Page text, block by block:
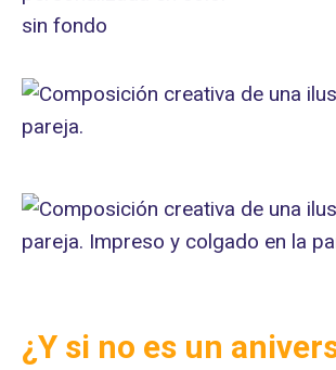
¿Y si no es un